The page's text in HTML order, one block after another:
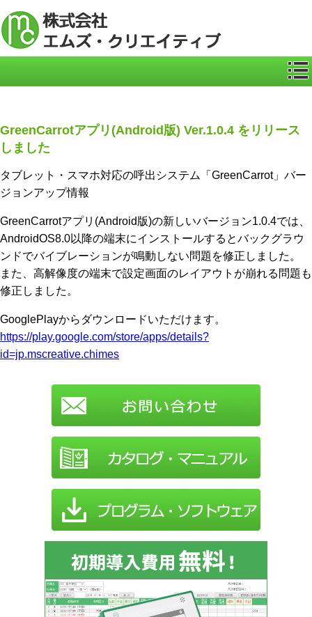
GreenCarrotアプリ(Android版) Ver.1.0.4 をリリース
しました
タブレット・スマホ対応の呼出システム「GreenCarrot」バー
ジョンアップ情報
GreenCarrotアプリ(Android版)の新しいバージョン1.0.4では、
AndroidOS8.0以降の端末にインストールするとバックグラウ
ンドでバイブレーションが鳴動しない問題を修正しました。
また、高解像度の端末で設定画面のレイアウトが崩れる問題も
修正しました。
GooglePlayからダウンロードいただけます。
https://play.google.com/store/apps/details?
id=jp.mscreative.chimes